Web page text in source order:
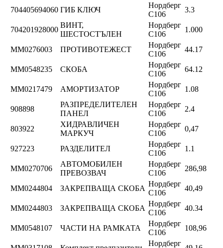
704405694060 ГИБ КЛЮЧ
Нордберг
C106
3.3
704201928000
ВИНТ,
ШЕСТОСТЪЛЕН
Нордберг
C106
1.000
ММ0276003 ПРОТИВОТЕЖЕСТ
Нордберг
C106
44.17
ММ0548235 СКОБА
Нордберг
C106
64.12
ММ0217479 АМОРТИЗАТОР
Нордберг
C106
1.08
908898
РАЗПРЕДЕЛИТЕЛЕН
ПАНЕЛ
Нордберг
C106
2.4
803922
ХИДРАВЛИЧЕН
МАРКУЧ
Нордберг
C106
0,47
927223 РАЗДЕЛИТЕЛ
Нордберг
C106
1.1
ММ0270706
АВТОМОБИЛЕН
ПРЕВОЗВАЧ
Нордберг
C106
286,98
ММ0244804 ЗАКРЕПВАЩА СКОБА
Нордберг
C106
40,49
ММ0244803 ЗАКРЕПВАЩА СКОБА
Нордберг
C106
40.34
ММ0548107 ЧАСТИ НА РАМКАТА
Нордберг
C106
108,96
Нордберг